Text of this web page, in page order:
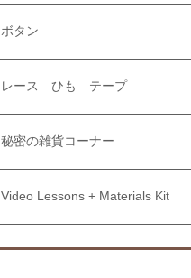
ボタン
レース ひも テープ
秘密の雑貨コーナー
Video Lessons + Materials Kit